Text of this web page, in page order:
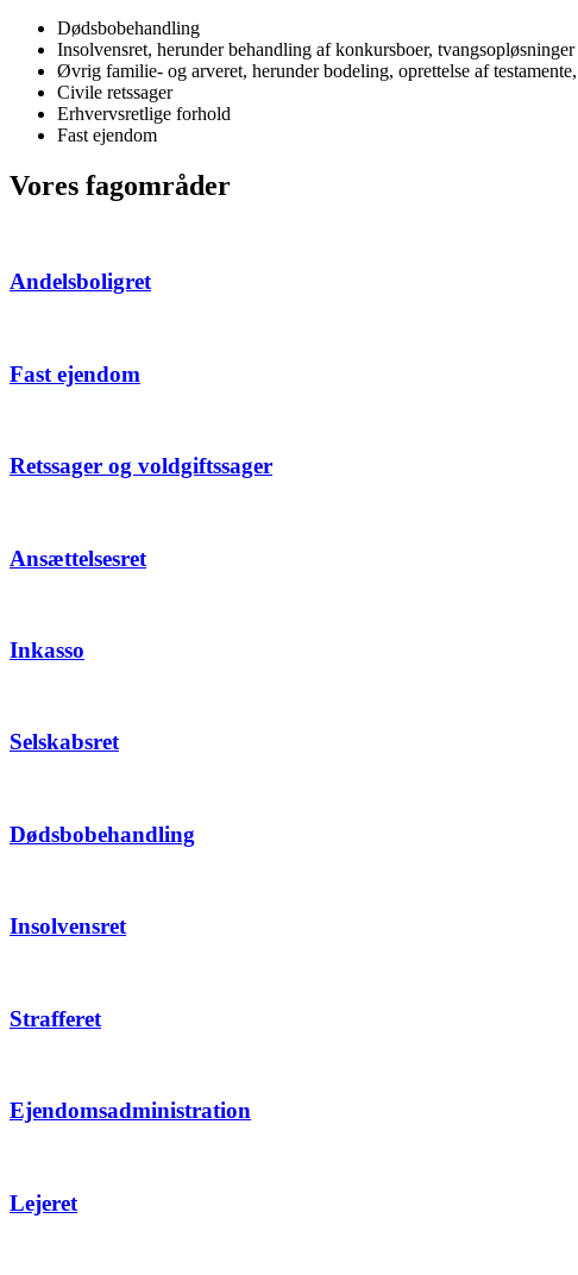
Dødsbobehandling
Insolvensret, herunder behandling af konkursboer,
Øvrig familie- og arveret, herunder bodeling, oprettelse af
Civile retssager
Erhvervsretlige forhold
Fast ejendom
Vores fagområder
Andelsboligret
Fast ejendom
Retssager og voldgiftssager
Ansættelsesret
Inkasso
Selskabsret
Dødsbobehandling
Insolvensret
Strafferet
Ejendomsadministration
Lejeret